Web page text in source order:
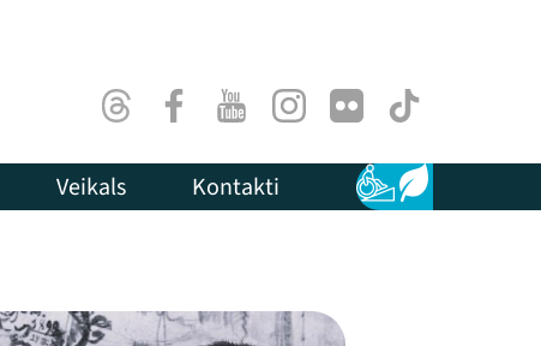
ThreadsFacebookYoutubeInstagram
Flick TikTok
Veikals Kontakti Pieejamība
Ilgtspēja